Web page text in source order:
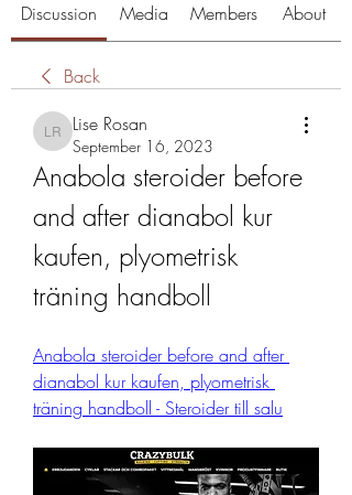
Discussion Media Members About
Back
Lise Rosan
Lise Rosan
September 16, 2023
Anabola steroider before
and after dianabol kur
kaufen, plyometrisk
träning handboll
Anabola steroider before and after
dianabol kur kaufen, plyometrisk
träning handboll - Steroider till salu